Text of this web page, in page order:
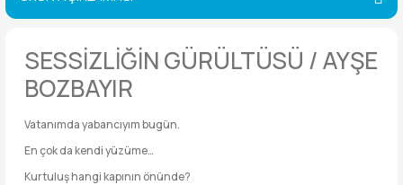
SESSİZLİĞİN GÜRÜLTÜSÜ / AYŞE
BOZBAYIR
Vatanımda yabancıyım bugün.
En çok da kendi yüzüme…
Kurtuluş hangi kapının önünde?